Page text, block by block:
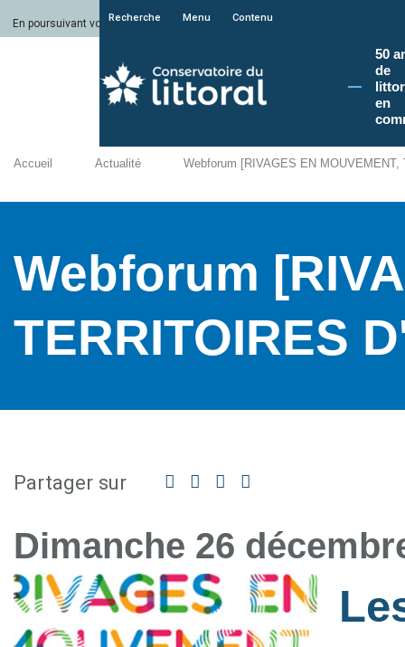
En poursuivant votre navigation sur le site du Conservatoire du littoral, vous
Recherche Menu Contenu
50
de
en
Accueil Actualité Webforum [RIVAGES EN
Webforum
TERRITOIRES
Partager sur Facebook
TwitterLinkedin
Dimanche 26